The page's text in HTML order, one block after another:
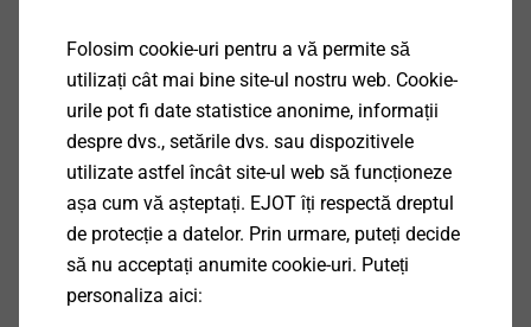
Aplicații
Pentru a fixa membrane de acoperiș
Ideal pentru izolații acoperiș înclinat
Pentru substructuri beton, beton ușor și BCA
Reducerea punților termice
Proprietăți
Manșon diblu din material plastic de calitate
superioară
Șurub diblu inox A2
Folosim cookie-uri pentru a vă permite să
utilizați cât mai bine site-ul nostru web. Cookie-
urile pot fi date statistice anonime, informații
despre dvs., setările dvs. sau dispozitivele
utilizate astfel încât site-ul web să funcționeze
așa cum vă așteptați. EJOT îți respectă dreptul
de protecție a datelor. Prin urmare, puteți decide
să nu acceptați anumite cookie-uri. Puteți
personaliza aici: